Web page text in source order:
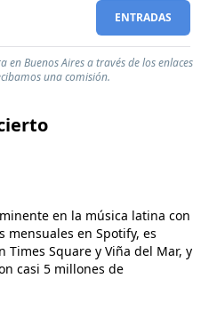
ENTRADAS
Buenos Aires a través de los enlaces
una comisión.
en la música latina con
mensuales en Spotify, es
Times Square y Viña del Mar, y
casi 5 millones de